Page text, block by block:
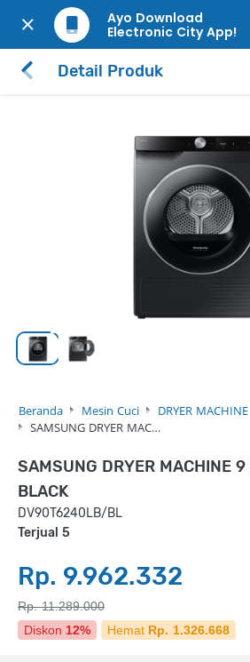
Ayo Download
Electronic City App!
Detail Produk
Beranda Mesin Cuci DRYER MACHINE
SAMSUNG DRYER MAC…
SAMSUNG DRYER MACHINE 9
BLACK
DV90T6240LB/BL
Terjual 5
Rp. 9.962.332
Rp. 11.289.000
Diskon 12% Hemat Rp. 1.326.668